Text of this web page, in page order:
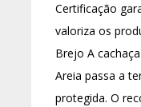
Certificação
valoriza os
Brejo A
Areia passa a
protegida. O